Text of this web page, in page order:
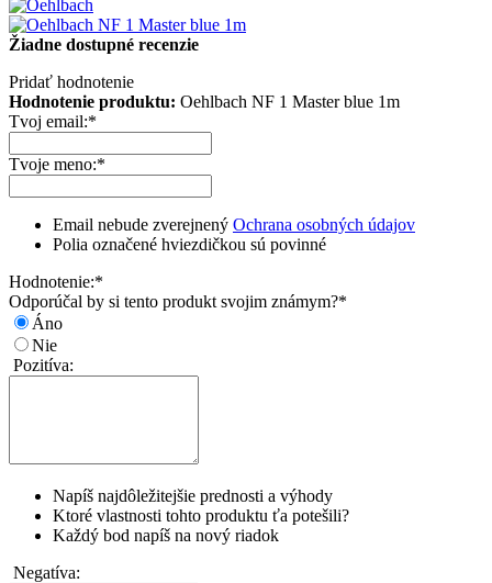
Žiadne dostupné recenzie
Pridať hodnotenie
Hodnotenie produktu: Oehlbach NF 1 Master blue 1m
Tvoj email:*
Tvoje meno:*
Email nebude zverejnený Ochrana osobných údajov
Polia označené hviezdičkou sú povinné
Hodnotenie:*
Odporúčal by si tento produkt svojim známym?*
Áno
Nie
Pozitíva:
Napíš najdôležitejšie prednosti a výhody
Ktoré vlastnosti tohto produktu ťa potešili?
Každý bod napíš na nový riadok
Negatíva: